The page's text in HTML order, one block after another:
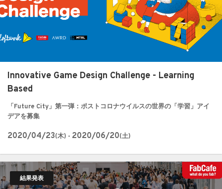
Innovative Game Design Challenge - Learning
Based
「Future City」第一弾：ポストコロナウイルスの世界の「学習」アイ
デアを募集
2020/04/23(木) - 2020/06/20(土)
結果発表